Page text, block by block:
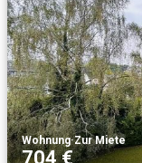
Wohnung·Zur Miete
704 €